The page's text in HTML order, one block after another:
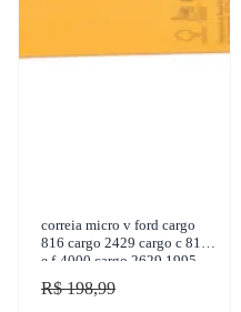
correia micro v ford cargo
816 cargo 2429 cargo c 815
e f-4000 cargo 2629 1995-
2016 contitech - 8pk2063
R$ 198,99